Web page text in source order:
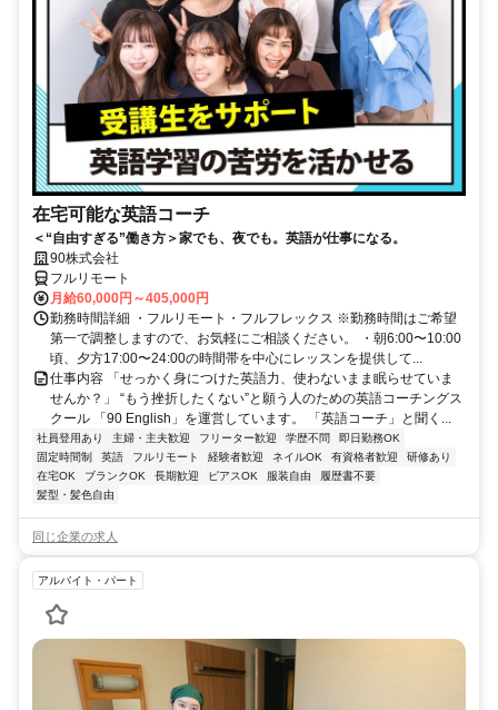
在宅可能な英語コーチ
＜“自由すぎる”働き方＞家でも、夜でも。英語が仕事になる。
90株式会社
フルリモート
月給60,000円～405,000円
勤務時間詳細 ・フルリモート・フルフレックス ※勤務時間はご希望
第一で調整しますので、お気軽にご相談ください。 ・朝6:00〜10:00
頃、夕方17:00〜24:00の時間帯を中心にレッスンを提供して...
仕事内容 「せっかく身につけた英語力、使わないまま眠らせていま
せんか？」 “もう挫折したくない”と願う人のための英語コーチングス
クール 「90 English」を運営しています。 「英語コーチ」と聞く...
社員登用あり 主婦・主夫歓迎 フリーター歓迎 学歴不問
即日勤務OK
固定時間制
英語 フルリモート 経験者歓迎 ネイルOK 有資格者歓迎
研修あり
在宅OK
ブランクOK 長期歓迎 ピアスOK 服装自由
履歴書不要
髪型・髪色自由
同じ企業の求人
アルバイト・パート